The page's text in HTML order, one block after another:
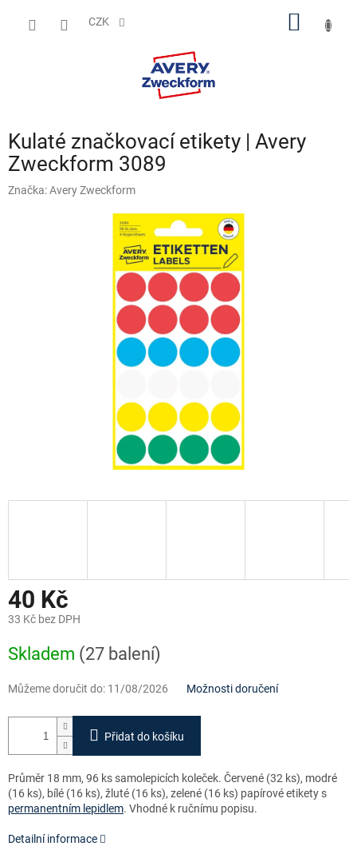
CZK
Kulaté značkovací etikety | Avery
Zweckform 3089
Značka:Avery Zweckform
40 Kč
33 Kč bez DPH
cena:
Skladem (27 balení)
Můžeme doručit do: 11/08/2026 Možnosti doručení
Přidat do košíku
Průměr 18 mm, 96 ks samolepicích koleček. Červené (32 ks), modré
(16 ks), bílé (16 ks), žluté (16 ks), zelené (16 ks) papírové etikety s
permanentním lepidlem. Vhodné k ručnímu popisu.
Detailní informace